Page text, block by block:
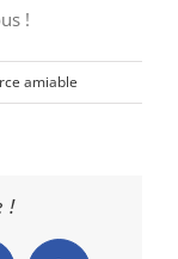
!
amiable
!